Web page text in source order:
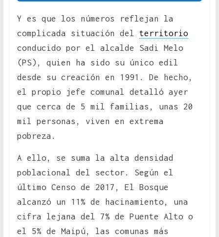
Y es que los números reflejan la
complicada situación del territorio
conducido por el alcalde Sadi Melo
(PS), quien ha sido su único edil
desde su creación en 1991. De hecho,
el propio jefe comunal detalló ayer
que cerca de 5 mil familias, unas 20
mil personas, viven en extrema
pobreza.
A ello, se suma la alta densidad
poblacional del sector. Según el
último Censo de 2017, El Bosque
alcanzó un 11% de hacinamiento, una
cifra lejana del 7% de Puente Alto o
el 5% de Maipú, las comunas más